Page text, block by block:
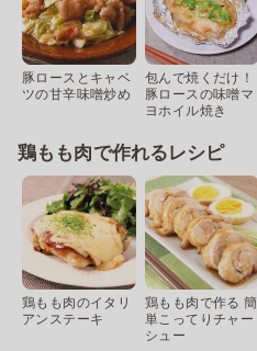
豚ロースとキャベ
ツの甘辛味噌炒め
包んで焼くだけ！
豚ロースの味噌マ
ヨホイル焼き
鶏もも肉で作れるレシピ
鶏もも肉のイタリ
アンステーキ
鶏もも肉で作る 簡
単こってりチャー
シュー